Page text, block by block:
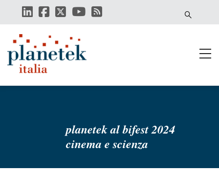
contenuto
planetek al bifest 2024
cinema e scienza